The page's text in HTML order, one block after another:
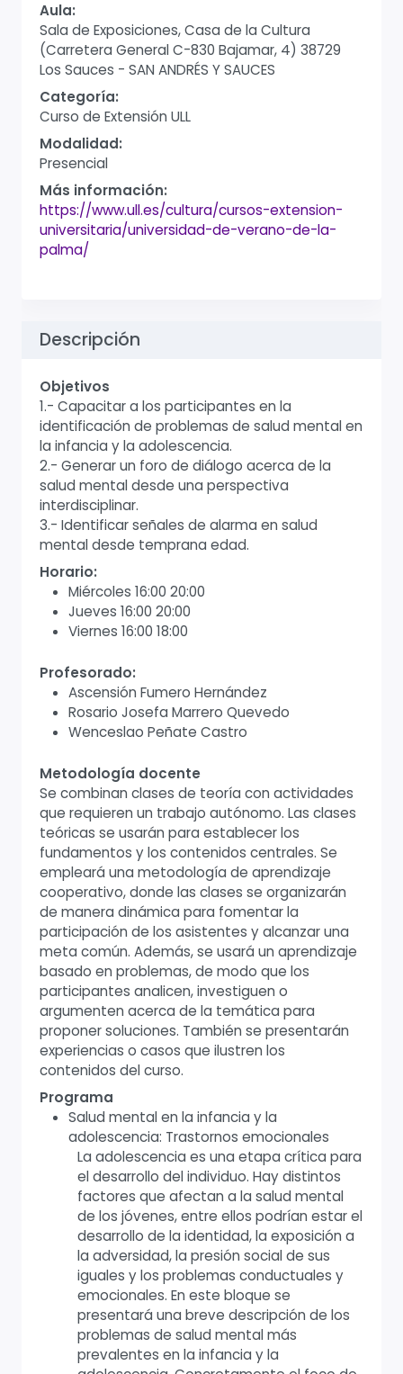
Aula:
Sala de Exposiciones, Casa de la Cultura
(Carretera General C-830 Bajamar, 4) 38729
Los Sauces - SAN ANDRÉS Y SAUCES
Categoría:
Curso de Extensión ULL
Modalidad:
Presencial
Más información:
https://www.ull.es/cultura/cursos-extension-
universitaria/universidad-de-verano-de-la-
palma/
Descripción
Objetivos
1.- Capacitar a los participantes en la
identificación de problemas de salud mental en
la infancia y la adolescencia.
2.- Generar un foro de diálogo acerca de la
salud mental desde una perspectiva
interdisciplinar.
3.- Identificar señales de alarma en salud
mental desde temprana edad.
Horario:
Miércoles 16:00 20:00
Jueves 16:00 20:00
Viernes 16:00 18:00
Profesorado:
Ascensión Fumero Hernández
Rosario Josefa Marrero Quevedo
Wenceslao Peñate Castro
Metodología docente
Se combinan clases de teoría con actividades
que requieren un trabajo autónomo. Las clases
teóricas se usarán para establecer los
fundamentos y los contenidos centrales. Se
empleará una metodología de aprendizaje
cooperativo, donde las clases se organizarán
de manera dinámica para fomentar la
participación de los asistentes y alcanzar una
meta común. Además, se usará un aprendizaje
basado en problemas, de modo que los
participantes analicen, investiguen o
argumenten acerca de la temática para
proponer soluciones. También se presentarán
experiencias o casos que ilustren los
contenidos del curso.
Programa
Salud mental en la infancia y la
adolescencia: Trastornos emocionales
La adolescencia es una etapa crítica para
el desarrollo del individuo. Hay distintos
factores que afectan a la salud mental
de los jóvenes, entre ellos podrían estar el
desarrollo de la identidad, la exposición a
la adversidad, la presión social de sus
iguales y los problemas conductuales y
emocionales. En este bloque se
presentará una breve descripción de los
problemas de salud mental más
prevalentes en la infancia y la